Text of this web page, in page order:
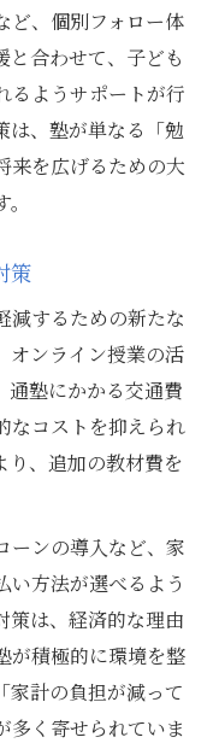
ど、個別フォロー体
と合わせて、子ども
るようサポートが行
は、塾が単なる「勉
来を広げるための大
策
減するための新たな
オンライン授業の活
通塾にかかる交通費
なコストを抑えられ
り、追加の教材費を
ーンの導入など、家
い方法が選べるよう
策は、経済的な理由
が積極的に環境を整
家計の負担が減って
多く寄せられていま